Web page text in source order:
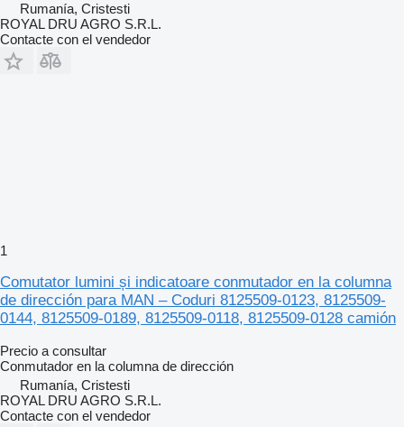
Rumanía, Cristesti
ROYAL DRU AGRO S.R.L.
Contacte con el vendedor
1
Comutator lumini și indicatoare conmutador en la columna
de dirección para MAN – Coduri 8125509-0123, 8125509-
0144, 8125509-0189, 8125509-0118, 8125509-0128 camión
Precio a consultar
Conmutador en la columna de dirección
Rumanía, Cristesti
ROYAL DRU AGRO S.R.L.
Contacte con el vendedor